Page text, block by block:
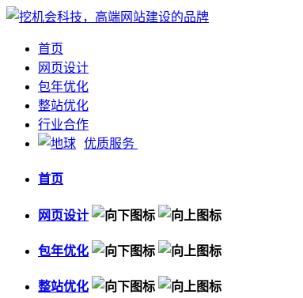
首页
网页设计
包年优化
整站优化
行业合作
优质服务
首页
网页设计
包年优化
整站优化